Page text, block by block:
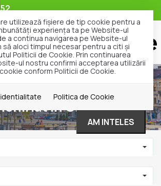
utilizează fişiere de tip cookie pentru a
experiența ta pe Website-ul
a continua navigarea pe Website-ul
aloci timpul necesar pentru a citi și
Politicii de Cookie. Prin continuarea
ul nostru confirmi acceptarea utilizării
conform Politicii de Cookie.
Politica de Cookie
AM INTELES
in Cluj-Napoca